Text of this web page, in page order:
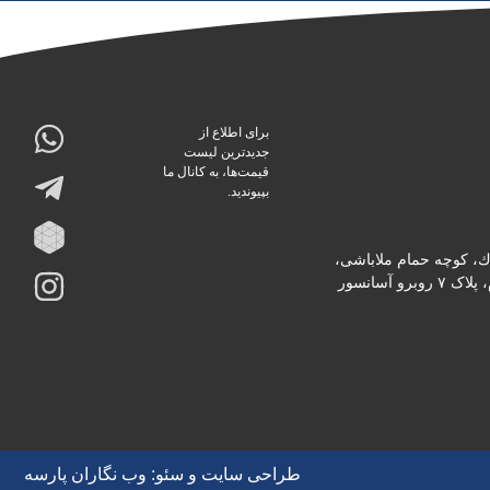
كوچه حمام ملاباشى،
پاساژ ثابت، طبقه دوم، پلاک ۷ روبرو آسانسور
برای اطلاع از
جدیدترین لیست
قیمت‌ها، به کانال ما
بپیوندید.
طراحی سایت و سئو: وب نگاران پارسه